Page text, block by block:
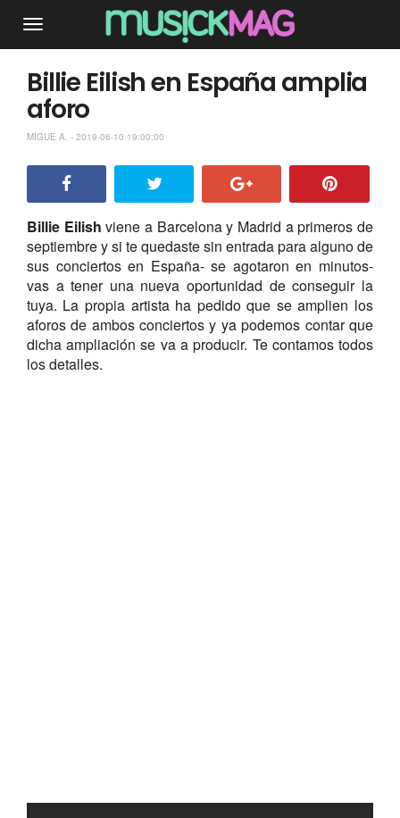
Billie Eilish en España amplia
aforo
MIGUE A. - 2019-06-10 19:00:00
Billie Eilish viene a Barcelona y Madrid a primeros de
septiembre y si te quedaste sin entrada para alguno de
sus conciertos en España- se agotaron en minutos-
vas a tener una nueva oportunidad de conseguir la
tuya. La propia artista ha pedido que se amplien los
aforos de ambos conciertos y ya podemos contar que
dicha ampliación se va a producir. Te contamos todos
los detalles.